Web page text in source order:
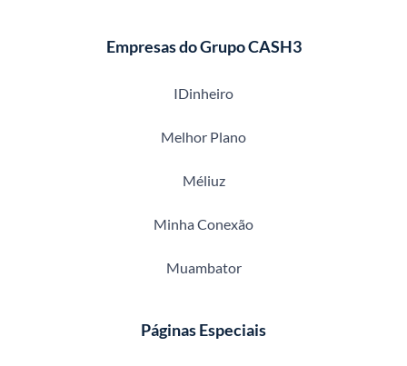
Empresas do Grupo CASH3
IDinheiro
Melhor Plano
Méliuz
Minha Conexão
Muambator
Páginas Especiais